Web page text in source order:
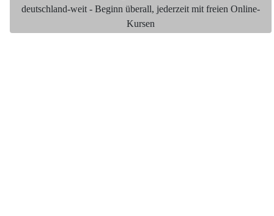
deutschland-weit - Beginn überall, jederzeit mit freien Online-
Kursen